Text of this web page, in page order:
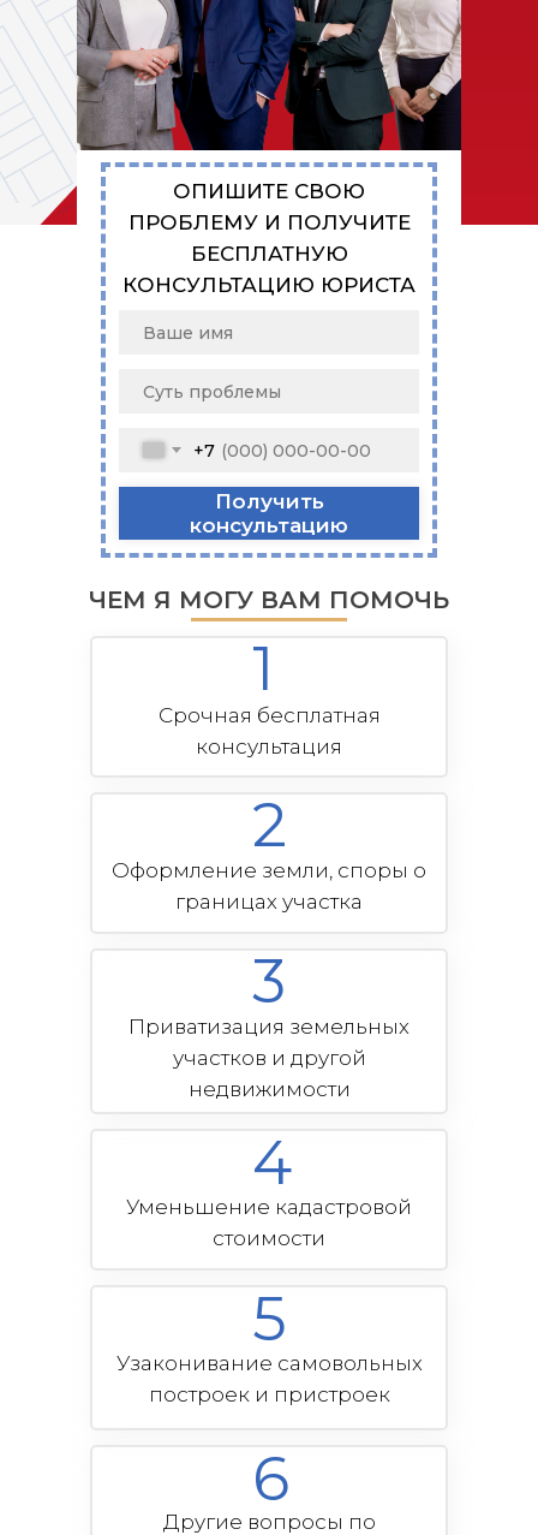
+7
Получить
консультацию
ОПИШИТЕ СВОЮ
ПРОБЛЕМУ И ПОЛУЧИТЕ
БЕСПЛАТНУЮ
КОНСУЛЬТАЦИЮ ЮРИСТА
ЧЕМ Я МОГУ ВАМ ПОМОЧЬ
Срочная бесплатная
консультация
Оформление земли, споры о
границах участка
Приватизация земельных
участков и другой
недвижимости
Уменьшение кадастровой
стоимости
Узаконивание самовольных
построек и пристроек
Другие вопросы по
1
2
3
4
5
6